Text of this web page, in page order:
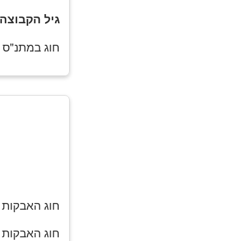
גיל
חוג במתנ"ס
חוג האבקות
חוג האבקות